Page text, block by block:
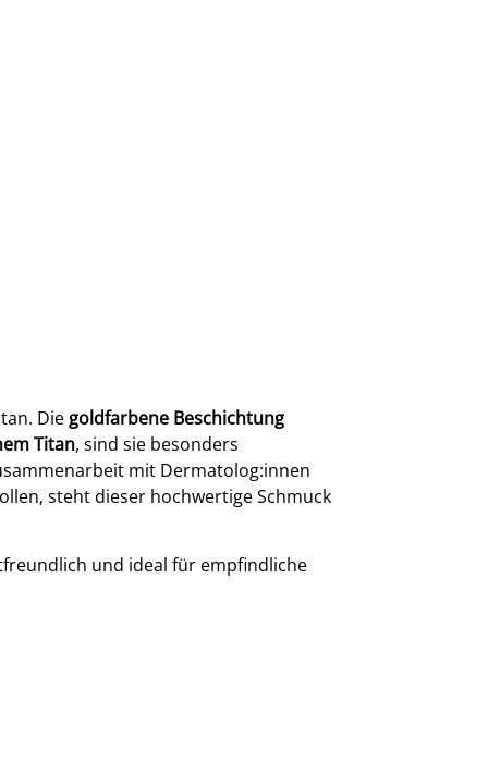
Die goldfarbene Beschichtung
Titan, sind sie besonders
mit Dermatolog:innen
steht dieser hochwertige Schmuck
und ideal für empfindliche